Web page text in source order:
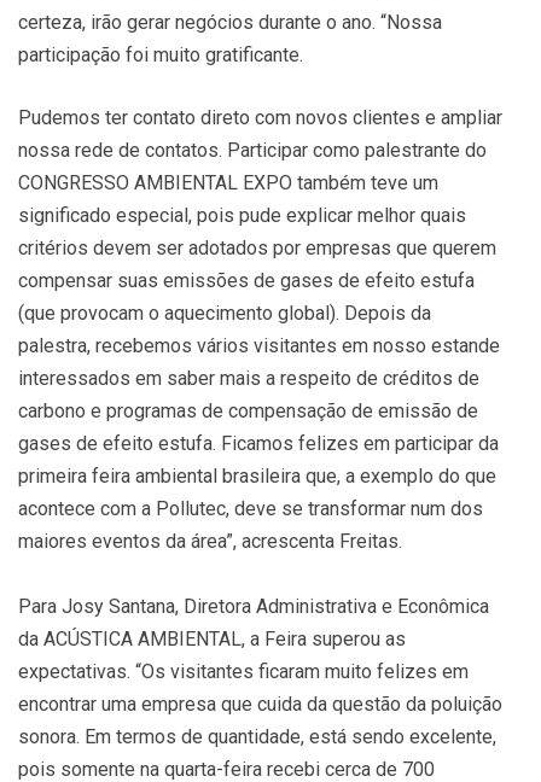
certeza, irão gerar negócios durante o ano. “Nossa
participação foi muito gratificante.
Pudemos ter contato direto com novos clientes e ampliar
nossa rede de contatos. Participar como palestrante do
CONGRESSO AMBIENTAL EXPO também teve um
significado especial, pois pude explicar melhor quais
critérios devem ser adotados por empresas que querem
compensar suas emissões de gases de efeito estufa
(que provocam o aquecimento global). Depois da
palestra, recebemos vários visitantes em nosso estande
interessados em saber mais a respeito de créditos de
carbono e programas de compensação de emissão de
gases de efeito estufa. Ficamos felizes em participar da
primeira feira ambiental brasileira que, a exemplo do que
acontece com a Pollutec, deve se transformar num dos
maiores eventos da área”, acrescenta Freitas.
Para Josy Santana, Diretora Administrativa e Econômica
da ACÚSTICA AMBIENTAL, a Feira superou as
expectativas. “Os visitantes ficaram muito felizes em
encontrar uma empresa que cuida da questão da poluição
sonora. Em termos de quantidade, está sendo excelente,
pois somente na quarta-feira recebi cerca de 700